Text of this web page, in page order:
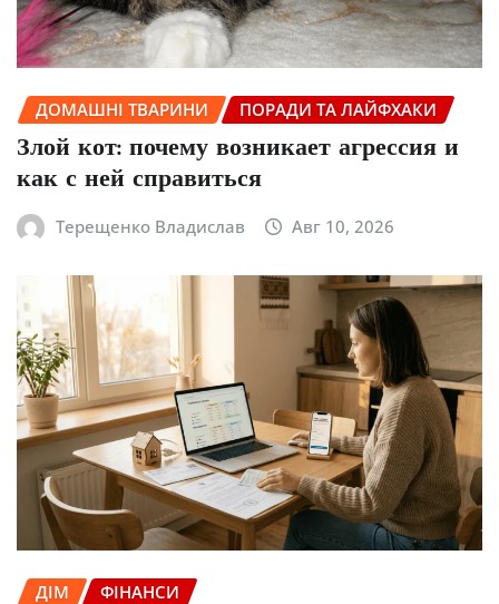
ДОМАШНІ ТВАРИНИ ПОРАДИ ТА ЛАЙФХАКИ
Злой кот: почему возникает агрессия и
как с ней справиться
Терещенко Владислав Авг 10, 2026
ДІМ ФІНАНСИ